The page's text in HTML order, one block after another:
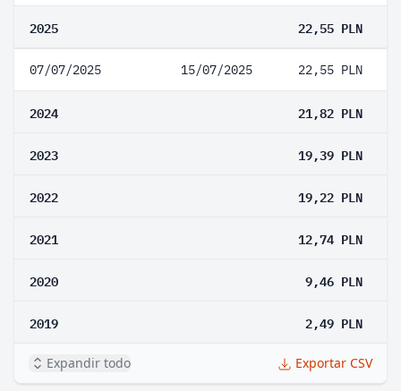
2025 22,55 PLN
07/07/2025 15/07/2025 22,55 PLN
2024 21,82 PLN
2023 19,39 PLN
2022 19,22 PLN
2021 12,74 PLN
2020 9,46 PLN
2019 2,49 PLN
Expandir todo Exportar CSV